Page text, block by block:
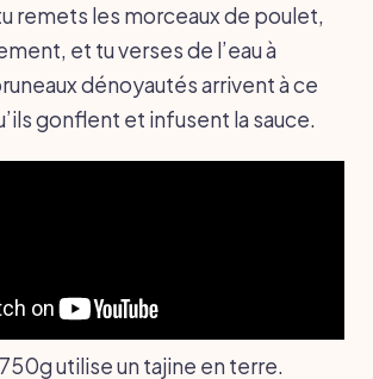
remets les morceaux de poulet,
et tu verses de l’eau à
dénoyautés arrivent à ce
gonflent et infusent la sauce.
utilise un tajine en terre.